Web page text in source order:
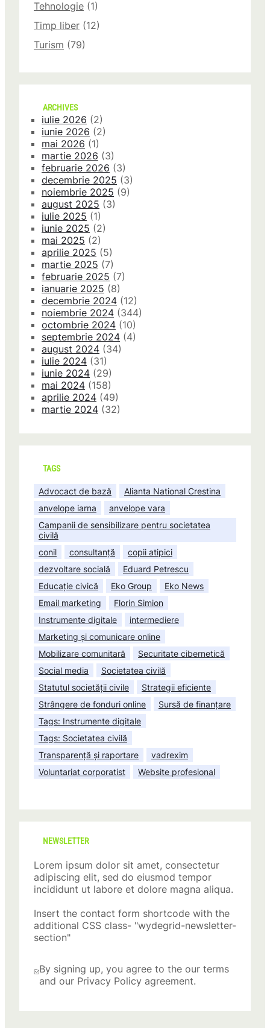
Tehnologie (1)
Timp liber (12)
Turism (79)
ARCHIVES
iulie 2026 (2)
iunie 2026 (2)
mai 2026 (1)
martie 2026 (3)
februarie 2026 (3)
decembrie 2025 (3)
noiembrie 2025 (9)
august 2025 (3)
iulie 2025 (1)
iunie 2025 (2)
mai 2025 (2)
aprilie 2025 (5)
martie 2025 (7)
februarie 2025 (7)
ianuarie 2025 (8)
decembrie 2024 (12)
noiembrie 2024 (344)
octombrie 2024 (10)
septembrie 2024 (4)
august 2024 (34)
iulie 2024 (31)
iunie 2024 (29)
mai 2024 (158)
aprilie 2024 (49)
martie 2024 (32)
TAGS
Advocact de bază
Alianta National Crestina
anvelope iarna
anvelope vara
Campanii de sensibilizare pentru societatea
civilă
conil
consultanță
copii atipici
dezvoltare socială
Eduard Petrescu
Educație civică
Eko Group
Eko News
Email marketing
Florin Simion
Instrumente digitale
intermediere
Marketing și comunicare online
Mobilizare comunitară
Securitate cibernetică
Social media
Societatea civilă
Statutul societății civile
Strategii eficiente
Strângere de fonduri online
Sursă de finanțare
Tags: Instrumente digitale
Tags: Societatea civilă
Transparență și raportare
vadrexim
Voluntariat corporatist
Website profesional
NEWSLETTER
Lorem ipsum dolor sit amet, consectetur
adipiscing elit, sed do eiusmod tempor
incididunt ut labore et dolore magna aliqua.
Insert the contact form shortcode with the
additional CSS class- "wydegrid-newsletter-
section"
By signing up, you agree to the our terms
and our Privacy Policy agreement.